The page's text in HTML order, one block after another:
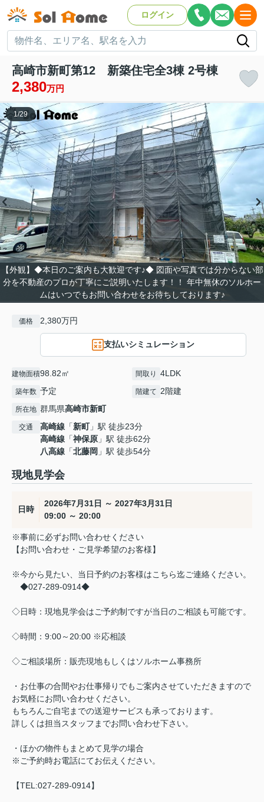
ログイン
高崎市新町第12 新築住宅全3棟 2号棟
2,380万円
【外観】◆本日のご案内も大歓迎です♪◆ 図面や写真では分からない部
分を不動産のプロが丁寧にご説明いたします！！ 年中無休のソルホー
ムはいつでもお問い合わせをお待ちしております♪
1/29
価格 2,380万円
支払いシミュレーション
建物面積98.82㎡ 間取り 4LDK
築年数 予定 階建て 2階建
所在地 群馬県高崎市新町
交通 高崎線 「新町」駅 徒歩23分
高崎線 「神保原 」駅 徒歩62分
八高線 「北藤岡 」駅 徒歩54分
現地見学会
日時
2026年7月31日 ～ 2027年3月31日
09:00 ～ 20:00
※事前に必ずお問い合わせください
【お問い合わせ・ご見学希望のお客様】
※今から見たい、当日予約のお客様はこちら迄ご連絡ください。
◆027-289-0914◆
◇日時：現地見学会はご予約制ですが当日のご相談も可能です。
◇時間：9:00～20:00 ※応相談
◇ご相談場所：販売現地もしくはソルホーム事務所
・お仕事の合間やお仕事帰りでもご案内させていただきますので
お気軽にお問い合わせください。
もちろんご自宅までの送迎サービスも承っております。
詳しくは担当スタッフまでお問い合わせ下さい。
・ほかの物件もまとめて見学の場合
※ご予約時お電話にてお伝えください。
【TEL:027-289-0914】